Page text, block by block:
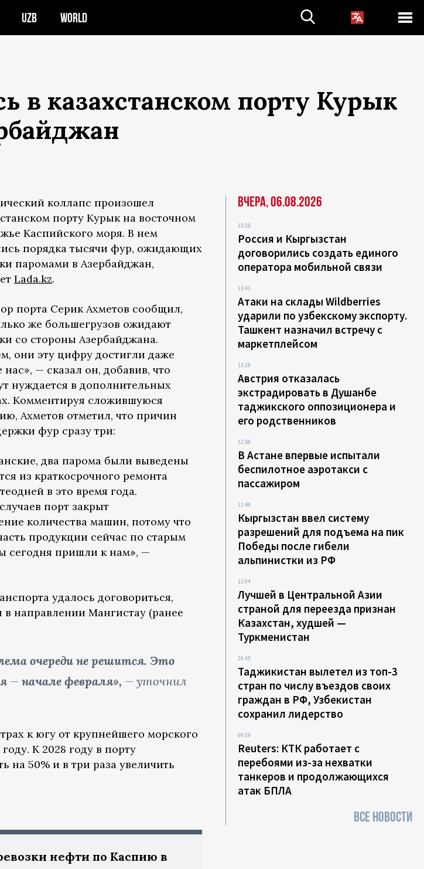
UZB WORLD
в казахстанском порту Курык
коллапс произошел
порту Курык на восточном
Каспийского моря. В нем
порядка тысячи фур, ожидающих
паромами в Азербайджан,
Lada.kz.
порта Серик Ахметов сообщил,
же большегрузов ожидают
со стороны Азербайджана.
они эту цифру достигли даже
— сказал он, добавив, что
нуждается в дополнительных
Комментируя сложившуюся
Ахметов отметил, что причин
фур сразу три:
два парома были выведены
из краткосрочного ремонта
в это время года.
порт закрыт
количества машин, потому что
продукции сейчас по старым
сегодня пришли к нам», —
удалось договориться,
направлении Мангистау (ранее
очереди не решится. Это
— начале февраля», — уточнил
к югу от крупнейшего морского
К 2028 году в порту
на 50% и в три раза увеличить
нефти по Каспию в
Вчера, 06.08.2026
15:19
Россия и Кыргызстан
договорились создать единого
оператора мобильной связи
13:41
Атаки на склады Wildberries
ударили по узбекскому экспорту.
Ташкент назначил встречу с
маркетплейсом
13:18
Австрия отказалась
экстрадировать в Душанбе
таджикского оппозиционера и
его родственников
12:58
В Астане впервые испытали
беспилотное аэротакси с
пассажиром
11:49
Кыргызстан ввел систему
разрешений для подъема на пик
Победы после гибели
альпинистки из РФ
11:04
Лучшей в Центральной Азии
страной для переезда признан
Казахстан, худшей —
Туркменистан
10:45
Таджикистан вылетел из топ-3
стран по числу въездов своих
граждан в РФ, Узбекистан
сохранил лидерство
09:19
Reuters: КТК работает с
перебоями из-за нехватки
танкеров и продолжающихся
атак БПЛА
ВСЕ НОВОСТИ